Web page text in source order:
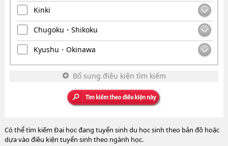
Kinki
Chugoku・Shikoku
Kyushu・Okinawa
Bổ sung điều kiện tìm kiếm
Có thể tìm kiếm Đại học đang tuyển sinh du học sinh theo bản đồ hoặc
dựa vào điều kiện tuyển sinh theo ngành học.